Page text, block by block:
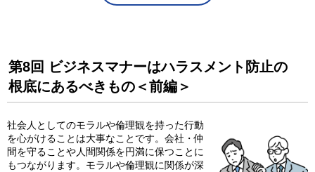
第8回 ビジネスマナーはハラスメント防止の
根底にあるべきもの＜前編＞
社会人としてのモラルや倫理観を持った行動
を心がけることは大事なことです。会社・仲
間を守ることや人間関係を円満に保つことに
もつながります。モラルや倫理観に関係が深